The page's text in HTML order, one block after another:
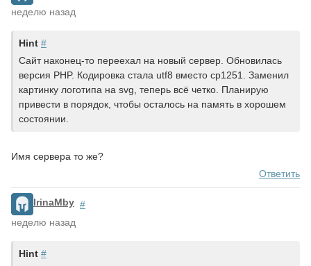
неделю назад
Hint #
Сайт наконец-то переехал на новый сервер. Обновилась
версия PHP. Кодировка стала utf8 вместо cp1251. Заменил
картинку логотипа на svg, теперь всё четко. Планирую
привести в порядок, чтобы осталось на память в хорошем
состоянии.
Имя сервера то же?
Ответить
IrinaMby #
неделю назад
Hint #